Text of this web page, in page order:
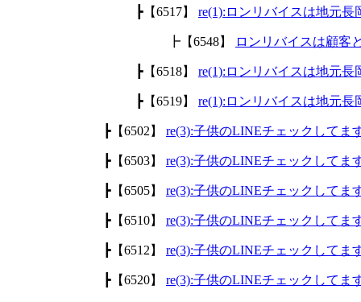
┣【6517】 re(1):ロンリバイスは地元
┣【6548】 ロンリバイスは顧客
┣【6518】 re(1):ロンリバイスは地元
┣【6519】 re(1):ロンリバイスは地元
┣【6502】 re(3):子供のLINEチェックしてま
┣【6503】 re(3):子供のLINEチェックしてま
┣【6505】 re(3):子供のLINEチェックしてま
┣【6510】 re(3):子供のLINEチェックしてま
┣【6512】 re(3):子供のLINEチェックしてま
┣【6520】 re(3):子供のLINEチェックしてま